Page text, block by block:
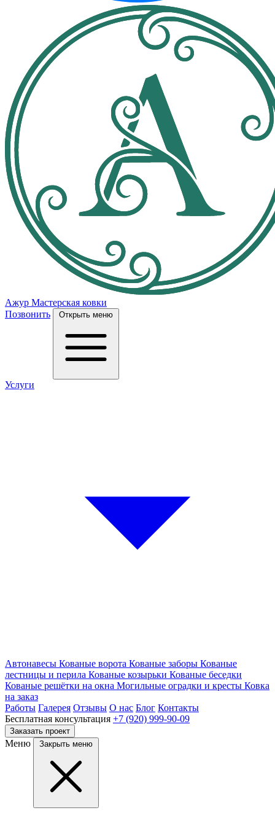
Ажур Мастерская ковки
Позвонить
Открыть меню
Услуги
Автонавесы Кованые ворота Кованые заборы Кованые
лестницы и перила Кованые козырьки Кованые беседки
Кованые решётки на окна Могильные оградки и кресты Ковка
на заказ
Работы Галерея Отзывы О нас Блог Контакты
Бесплатная консультация +7 (920) 999-90-09
Заказать проект
Меню Закрыть меню